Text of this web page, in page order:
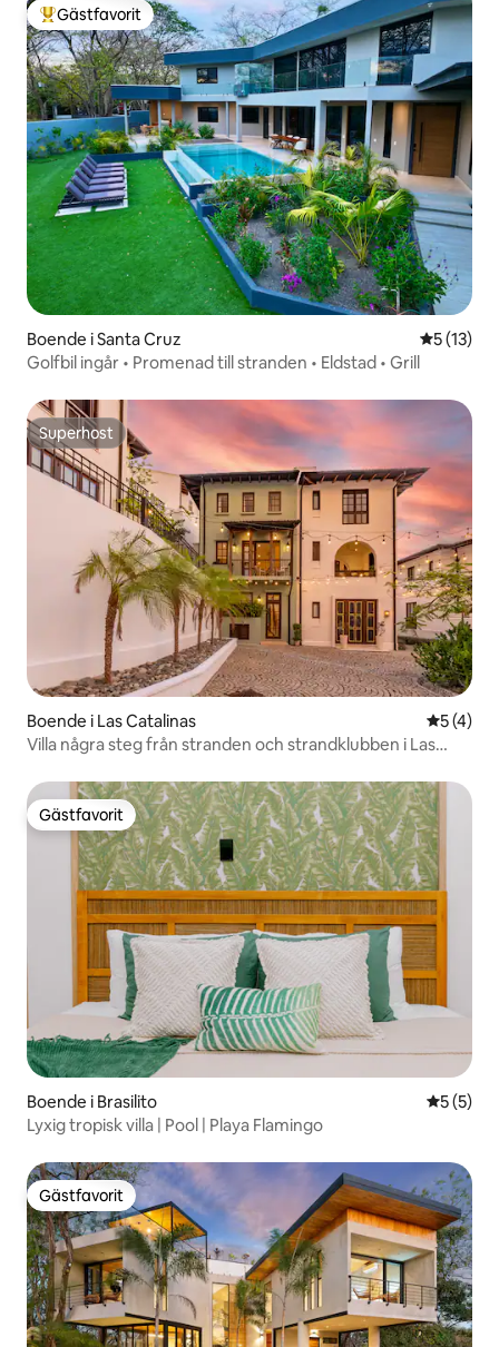
Populär gästfavorit
Gästfavorit
Boende i Santa Cruz 5 av 5 i
5 (13)
Golfbil ingår • Promenad till stranden • Eldstad • Grill
Superhost
Superhost
Boende i Las Catalinas 5 av 5 i
5 (4)
Villa några steg från stranden och strandklubben i Las
Gästfavorit
Gästfavorit
Boende i Brasilito 5 av 5 i
5 (5)
Lyxig tropisk villa | Pool | Playa Flamingo
Gästfavorit
Gästfavorit